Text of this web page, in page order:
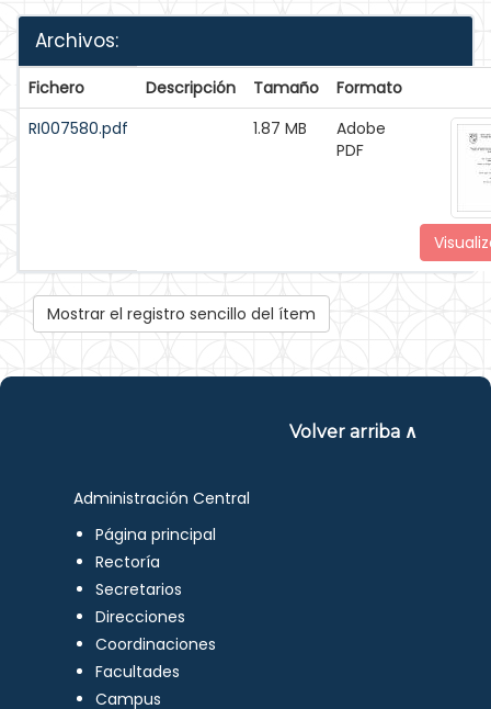
Archivos:
Fichero Descripción Tamaño
Formato
RI007580.pdf
1.87 MB
Adobe
PDF
Mostrar el registro sencillo del ítem
Volver arriba ∧
Administración Central
Página principal
Rectoría
Secretarios
Direcciones
Coordinaciones
Facultades
Campus